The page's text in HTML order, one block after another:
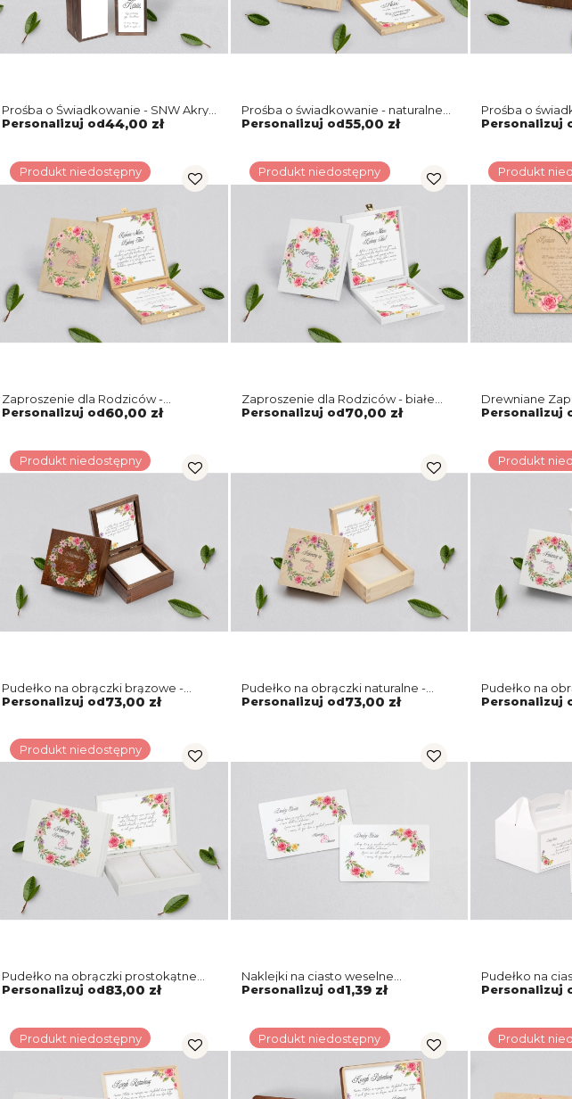
Prośba o Świadkowanie - SNW Akryl
brązowa Akwarelowe Wianki Motyw
Personalizuj od44,00 zł
Prośba o świadkowanie - naturalne
puzzle Akwarelowe Wianki Motyw 5
Personalizuj od55,00 zł
Prośba o
puzzle
Personalizuj
Produkt niedostępny
Zaproszenie dla Rodziców -
naturalne Akwarelowe Wianki Motyw
Personalizuj od60,00 zł
Produkt niedostępny
Zaproszenie dla Rodziców - białe
Akwarelowe Wianki Motyw 5
Personalizuj od70,00 zł
Produkt
Drewniane
Rodziców -
Personalizuj
Produkt niedostępny
Pudełko na obrączki brązowe -
Akwarelowe Wianki Motyw 5
Personalizuj od73,00 zł
Pudełko na obrączki naturalne -
Akwarelowe Wianki Motyw 5
Personalizuj od73,00 zł
Produkt
Pudełko na
Akwarelowe
Personalizuj
Produkt niedostępny
Pudełko na obrączki prostokątne
białe - Akwarelowe Wianki Motyw 5
Personalizuj od83,00 zł
Naklejki na ciasto weselne
Akwarelowe Wianki Motyw 5
Personalizuj od1,39 zł
Pudełko na
Akwarelowe
Personalizuj
Produkt niedostępny Produkt niedostępny Produkt